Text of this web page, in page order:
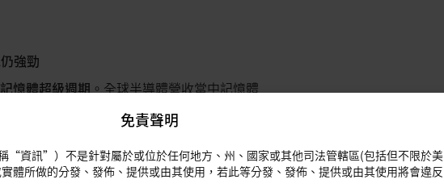
強勁
憶體超級週期。全球半導體營收當中記憶體
2026年的約48%。主要受惠於支援大規模
）和先進動態隨機存取記憶體
器運用正在提升整個半導體價值鏈的定價、
至2028年/2029年之後。主要動能來自於持
的含量結構性地提高，帶動本次成長
免責聲明
“資訊”）不是針對屬於或位於任何地方、州、國家或其他司法管轄區(包括但不限於美
體所做的分發、發佈、提供或由其使用，若此等分發、發佈、提供或由其使用將會違反